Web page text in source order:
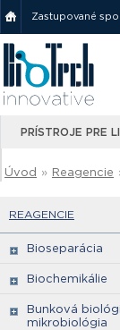
Zastupované
PRÍSTROJE PRE
Úvod » Reagencie
REAGENCIE
Bioseparácia
Biochemikálie
Bunková
mikrobiológia